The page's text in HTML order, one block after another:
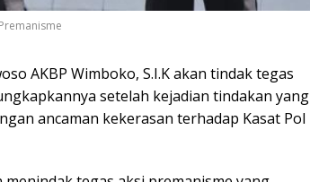
AKBP Wimboko, S.I.K akan tindak tegas
setelah kejadian tindakan yang
ancaman kekerasan terhadap Kasat Pol